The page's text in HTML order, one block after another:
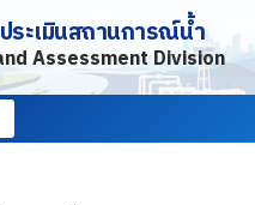
ระเมินสถานการณ์น้ำ
Assessment Division